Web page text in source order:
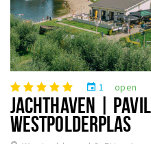
event 1 open
JACHTHAVEN |
WESTPOLDERPLAS